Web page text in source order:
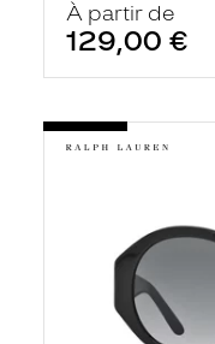
À partir de
129,00 €